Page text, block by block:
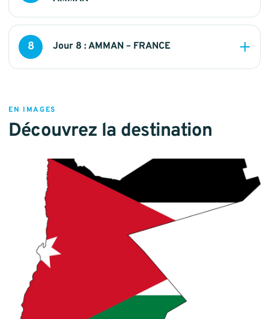
8 Jour 8 : AMMAN – FRANCE
EN IMAGES
Découvrez la destination